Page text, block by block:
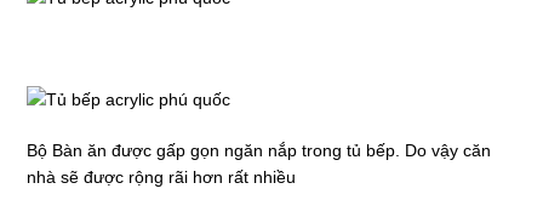
Bộ Bàn ăn được gấp gọn ngăn nắp trong tủ bếp. Do vậy căn
nhà sẽ được rộng rãi hơn rất nhiều